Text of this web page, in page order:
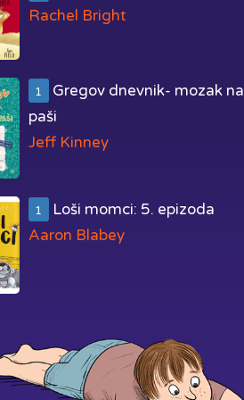
Rachel Bright
1
Gregov dnevnik- mozak na
paši
Jeff Kinney
1
Loši momci: 5. epizoda
Aaron Blabey